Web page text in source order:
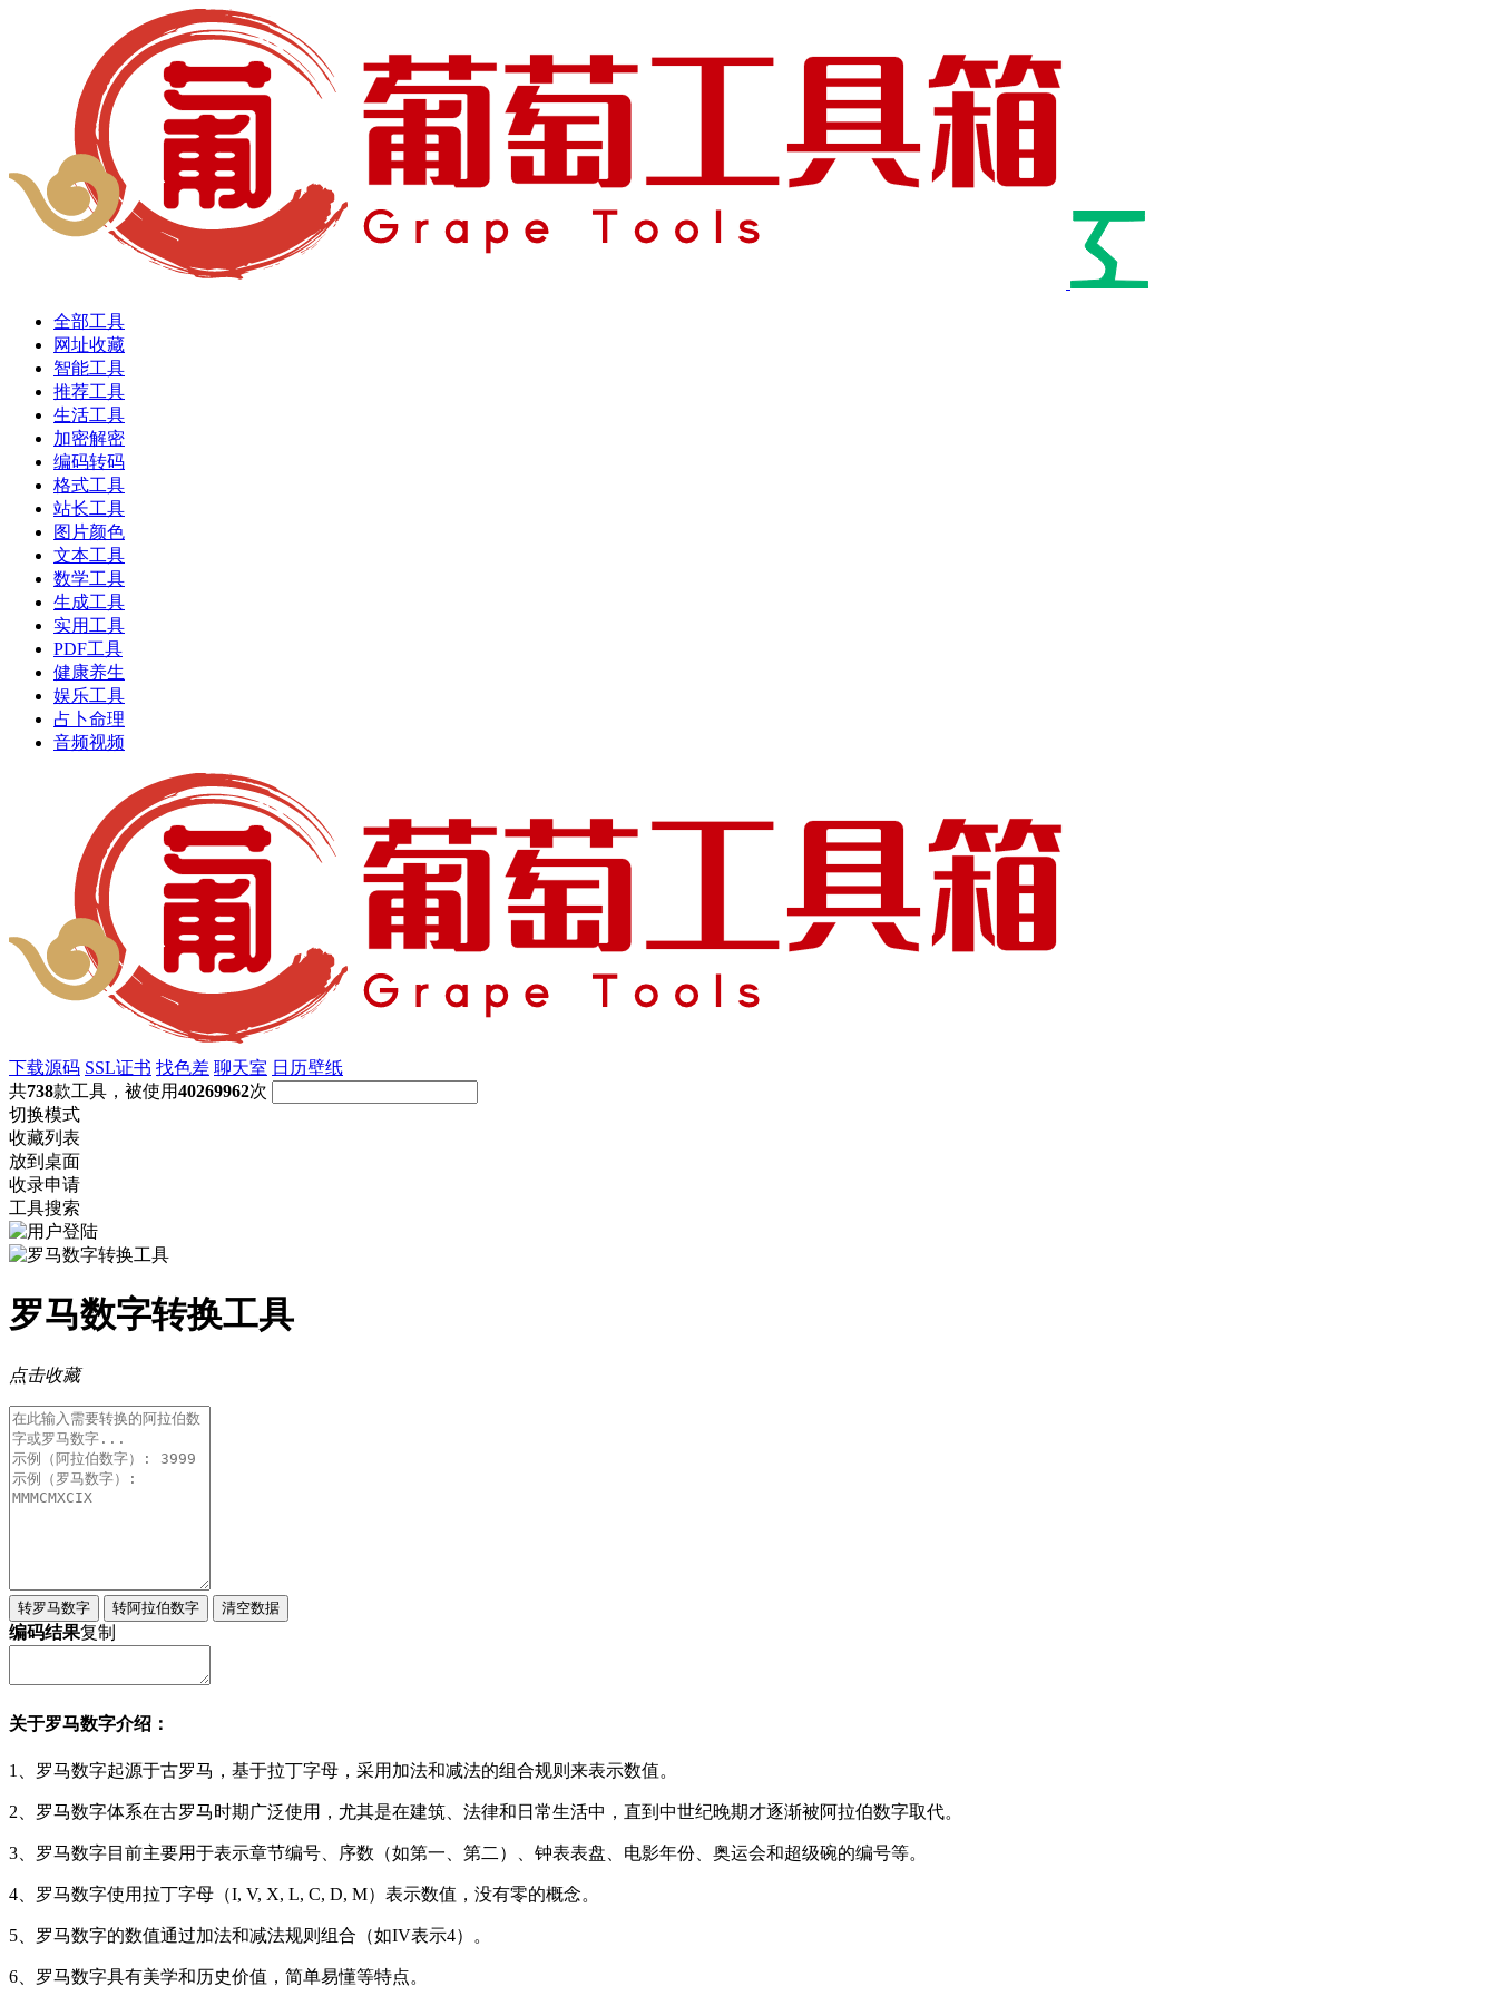
全部工具
网址收藏
智能工具
推荐工具
生活工具
加密解密
编码转码
格式工具
站长工具
图片颜色
文本工具
数学工具
生成工具
实用工具
PDF工具
健康养生
娱乐工具
占卜命理
音频视频
下载源码 SSL证书 找色差 聊天室 日历壁纸
共738款工具，被使用40269962次
切换模式
收藏列表
放到桌面
收录申请
工具搜索
罗马数字转换工具
点击收藏
转罗马数字 转阿拉伯数字 清空数据
编码结果复制
关于罗马数字介绍：
1、罗马数字起源于古罗马，基于拉丁字母，采用加法和减法的组合规则来表示数值。
2、罗马数字体系在古罗马时期广泛使用，尤其是在建筑、法律和日常生活中，直到中世纪晚期才逐渐被阿拉伯数字取代。
3、罗马数字目前主要用于表示章节编号、序数（如第一、第二）、钟表表盘、电影年份、奥运会和超级碗的编号等。
4、罗马数字使用拉丁字母（I, V, X, L, C, D, M）表示数值，没有零的概念。
5、罗马数字的数值通过加法和减法规则组合（如IV表示4）。
6、罗马数字具有美学和历史价值，简单易懂等特点。